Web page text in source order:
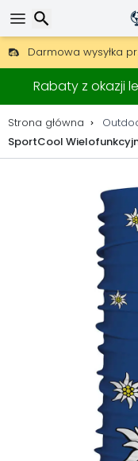
Darmowa wysyłka
30 dni na zwrot, 90
Najlepsze ceny na
Rabaty z okazji
Strona główna
SportCool
Wyszukaj